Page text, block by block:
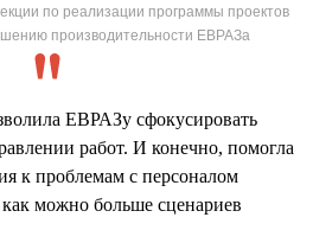
по реализации программы проектов
производительности ЕВРАЗа
ЕВРАЗу сфокусировать
работ. И конечно, помогла
к проблемам с персоналом
как можно больше сценариев